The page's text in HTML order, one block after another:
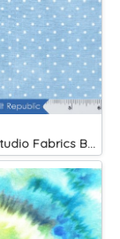
Maywood Studio Fabrics Beautiful Basics Blue